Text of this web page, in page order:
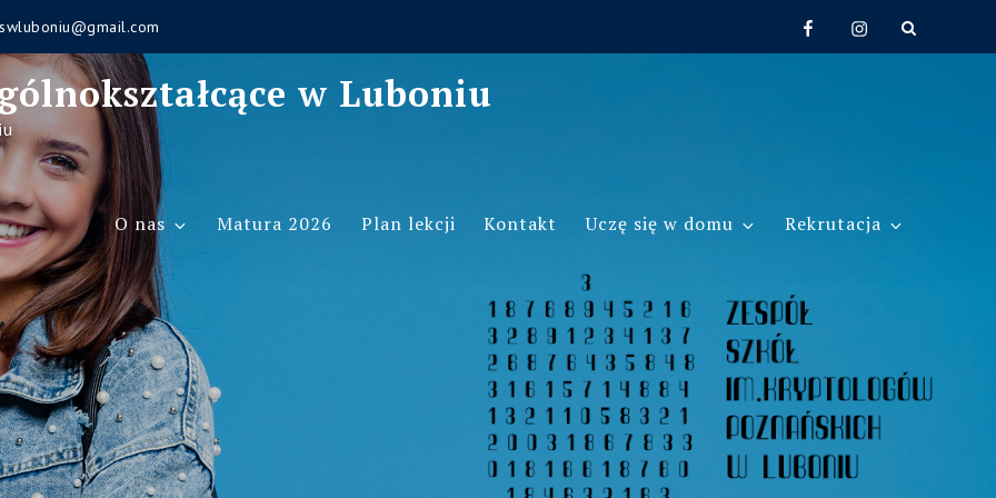
FacebookInstagram
w Luboniu
O nas Matura 2026 Plan lekcji Kontakt Uczę się w domu Rekrutacja